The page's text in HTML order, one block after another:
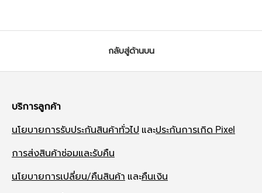
กลับสู่ด้านบน
บริการลูกค้า
นโยบายการรับประกันสินค้าทั่วไป และประกันการเกิด Pixel
การส่งสินค้าซ่อมและรับคืน
นโยบายการเปลี่ยน/คืนสินค้า และคืนเงิน